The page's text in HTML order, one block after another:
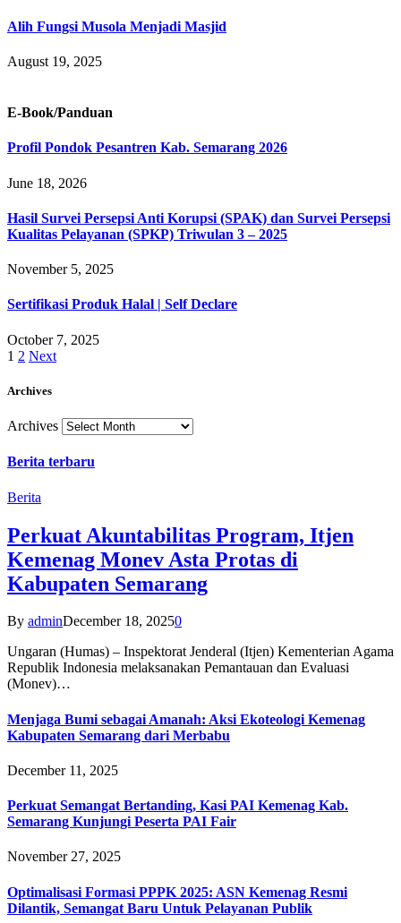
Alih Fungsi Musola Menjadi Masjid
August 19, 2025
E-Book/Panduan
Profil Pondok Pesantren Kab. Semarang 2026
June 18, 2026
Hasil Survei Persepsi Anti Korupsi (SPAK) dan Survei Persepsi
Kualitas Pelayanan (SPKP) Triwulan 3 – 2025
November 5, 2025
Sertifikasi Produk Halal | Self Declare
October 7, 2025
1 2 Next
Archives
Archives
Berita terbaru
Berita
Perkuat Akuntabilitas Program, Itjen
Kemenag Monev Asta Protas di
Kabupaten Semarang
By adminDecember 18, 20250
Ungaran (Humas) – Inspektorat Jenderal (Itjen) Kementerian Agama
Republik Indonesia melaksanakan Pemantauan dan Evaluasi
(Monev)…
Menjaga Bumi sebagai Amanah: Aksi Ekoteologi Kemenag
Kabupaten Semarang dari Merbabu
December 11, 2025
Perkuat Semangat Bertanding, Kasi PAI Kemenag Kab.
Semarang Kunjungi Peserta PAI Fair
November 27, 2025
Optimalisasi Formasi PPPK 2025: ASN Kemenag Resmi
Dilantik, Semangat Baru Untuk Pelayanan Publik